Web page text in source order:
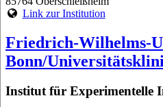
Link zur Institution
Friedrich-Wilhelms-
Bonn/
Institut für Experimentelle